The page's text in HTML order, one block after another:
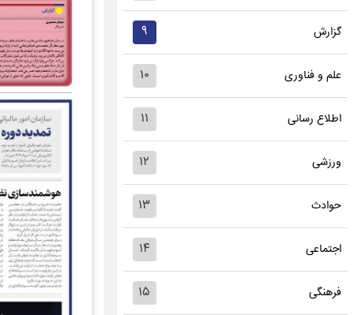
گزارش ۹
علم و فناوری ۱۰
اطلاع رسانی ۱۱
ورزشی ۱۲
حوادث ۱۳
اجتماعی ۱۴
فرهنگی ۱۵